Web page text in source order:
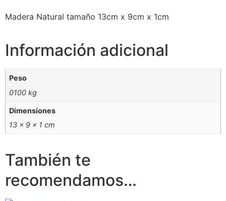
Madera Natural tamaño 13cm x 9cm x 1cm
Información adicional
Peso
0100 kg
Dimensiones
13 × 9 × 1 cm
También te
recomendamos…